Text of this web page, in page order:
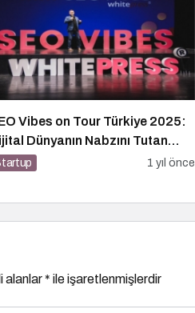
Vibes on Tour Türkiye 2025:
Dünyanın Nabzını Tutan
1 yıl önce
alanlar* ile işaretlenmişlerdir